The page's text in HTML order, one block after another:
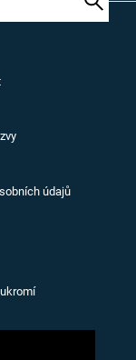
údajů